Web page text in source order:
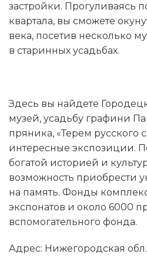
застройки. Прогуливаясь
квартала, вы сможете
века, посетив несколько
в старинных усадьбах.
Здесь вы найдете
музей, усадьбу графини
пряника, «Терем русского
интересные экспозиции.
богатой историей и
возможность приобрести
на память. Фонды
экспонатов и около 6000
вспомогательного фонда.
Адрес: Нижегородская